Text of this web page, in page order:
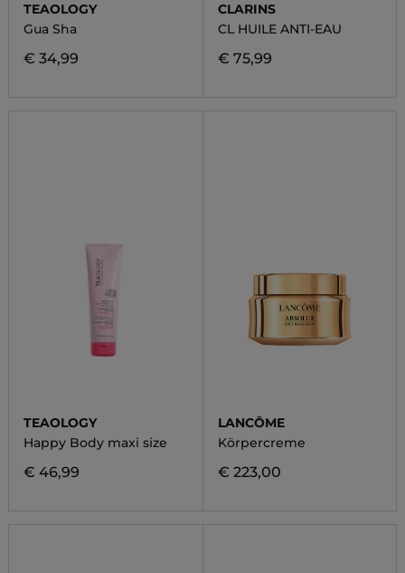
TEAOLOGY
Gua Sha
€ 34,99
CLARINS
CL HUILE ANTI-EAU
€ 75,99
TEAOLOGY
Happy Body maxi size
€ 46,99
LANCÔME
Körpercreme
€ 223,00